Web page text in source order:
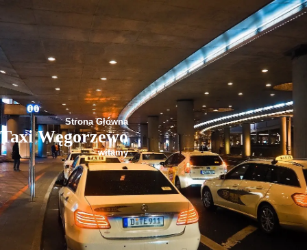
Strona Główna
Taxi Węgorzewo
witamy